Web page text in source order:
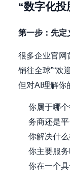
“数字化投
第一步：先定
很多企业官网
销往全球”“欢
但对AI理解你
你属于哪
务商还是平
你解决什
你主要服
你在一个